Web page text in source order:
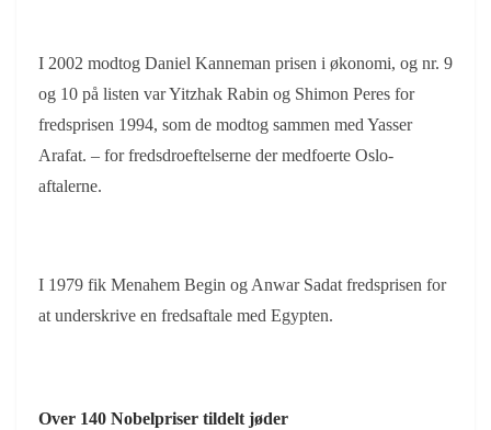
I 2002 modtog Daniel Kanneman prisen i økonomi, og nr. 9
og 10 på listen var Yitzhak Rabin og Shimon Peres for
fredsprisen 1994, som de modtog sammen med Yasser
Arafat. – for fredsdroeftelserne der medfoerte Oslo-
aftalerne.
I 1979 fik Menahem Begin og Anwar Sadat fredsprisen for
at underskrive en fredsaftale med Egypten.
Over 140 Nobelpriser tildelt jøder